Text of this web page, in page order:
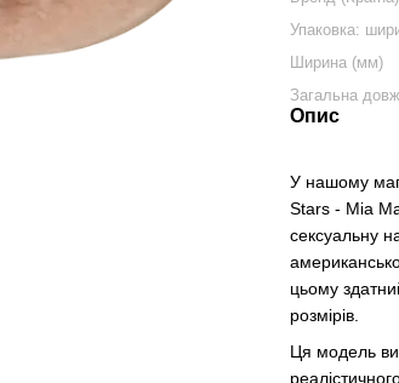
Упаковка:
Ширина (мм)
Загальна
Опис
У нашому
Stars - Mia
сексуальну
цьому
розмірів.
Ця модель